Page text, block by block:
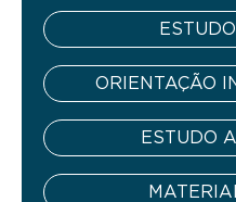
ORIENTAÇÃO
ESTUDO